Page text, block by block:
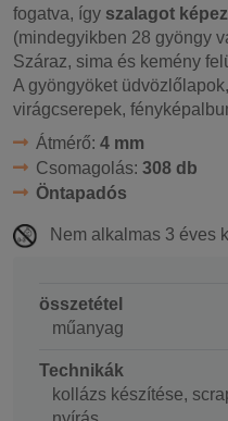
fogatva, így szalagot
(mindegyikben 28 gyöngy
Száraz, sima és kemény
A gyöngyöket
virágcserepek,
Átmérő: 4 mm
Csomagolás: 308 db
Öntapadós
Nem alkalmas 3 éves
összetétel
műanyag
Technikák
kollázs készítése,